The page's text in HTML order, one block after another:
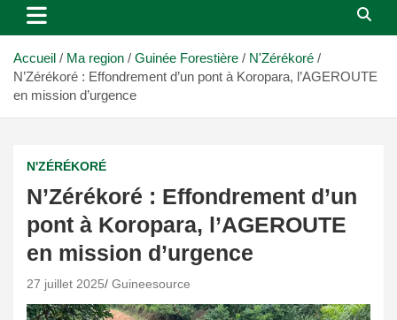
Accueil Ma region Guinée Forestière
N'Zérékoré
N’Zérékoré : Effondrement d’un pont à Koropara, l’AGEROUTE
en mission d’urgence
N'ZÉRÉKORÉ
N’Zérékoré : Effondrement d’un
pont à Koropara, l’AGEROUTE
en mission d’urgence
27 juillet 2025 Guineesource